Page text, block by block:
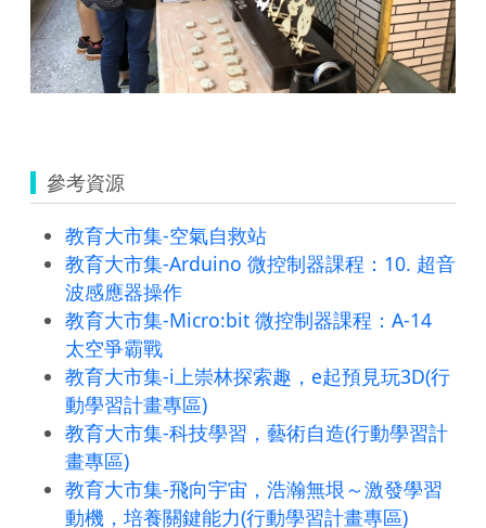
參考資源
教育大市集-空氣自救站
教育大市集-Arduino 微控制器課程：10. 超音
波感應器操作
教育大市集-Micro:bit 微控制器課程：A-14
太空爭霸戰
教育大市集-i上崇林探索趣，e起預見玩3D(行
動學習計畫專區)
教育大市集-科技學習，藝術自造(行動學習計
畫專區)
教育大市集-飛向宇宙，浩瀚無垠～激發學習
動機，培養關鍵能力(行動學習計畫專區)